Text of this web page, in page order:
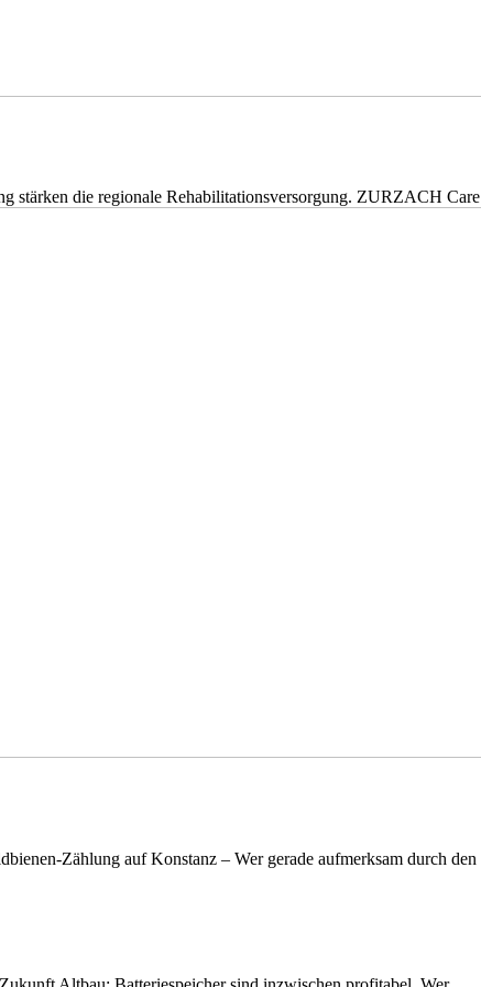
stärken die regionale Rehabilitationsversorgung. ZURZACH
Zählung auf Konstanz – Wer gerade aufmerksam durch